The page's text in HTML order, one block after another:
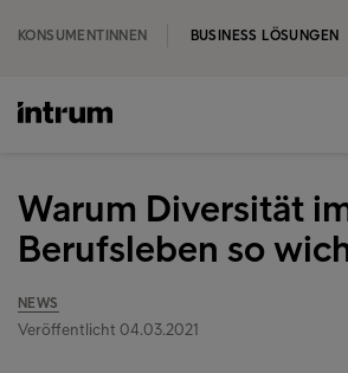
KONSUMENTINNEN BUSINESS LÖSUNGEN
Warum Diversität
Berufsleben so
NEWS
Veröffentlicht 04.03.2021